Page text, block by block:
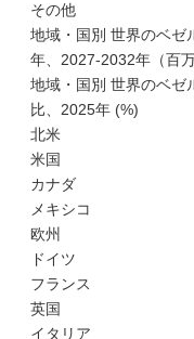
その他
地域・国別 世界のベゼ
年、2027-2032年（百
地域・国別 世界のベゼ
比、2025年 (%)
北米
米国
カナダ
メキシコ
欧州
ドイツ
フランス
英国
イタリア